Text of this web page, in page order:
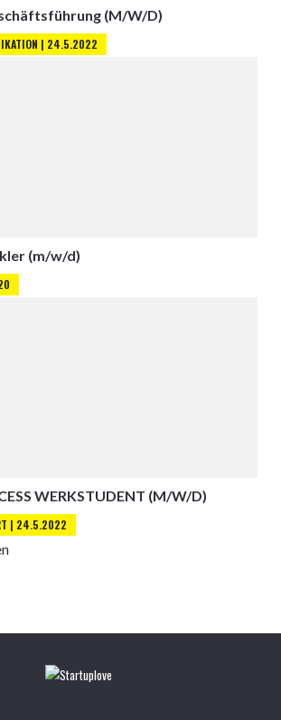
(M/W/D)
| 24.5.2022
(m/w/d)
WERKSTUDENT (M/W/D)
| 24.5.2022